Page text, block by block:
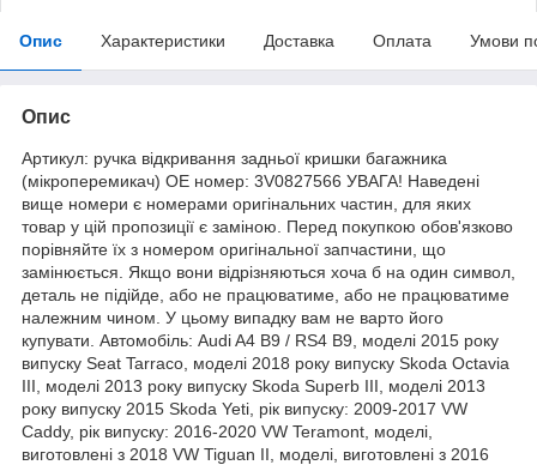
Опис Характеристики Доставка Оплата Умови
Опис
Артикул: ручка відкривання задньої кришки багажника
(мікроперемикач) OE номер: 3V0827566 УВАГА! Наведені
вище номери є номерами оригінальних частин, для яких
товар у цій пропозиції є заміною. Перед покупкою обов'язково
порівняйте їх з номером оригінальної запчастини, що
замінюється. Якщо вони відрізняються хоча б на один символ,
деталь не підійде, або не працюватиме, або не працюватиме
належним чином. У цьому випадку вам не варто його
купувати. Автомобіль: Audi A4 B9 / RS4 B9, моделі 2015 року
випуску Seat Tarraco, моделі 2018 року випуску Skoda Octavia
III, моделі 2013 року випуску Skoda Superb III, моделі 2013
року випуску 2015 Skoda Yeti, рік випуску: 2009-2017 VW
Caddy, рік випуску: 2016-2020 VW Teramont, моделі,
виготовлені з 2018 VW Tiguan II, моделі, виготовлені з 2016